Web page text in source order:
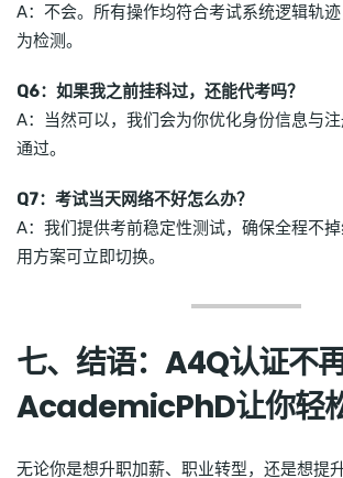
A：不会。所有操作均符合考试系统逻辑轨
为检测。
Q6：如果我之前挂科过，还能代考吗？
A：当然可以，我们会为你优化身份信息与
通过。
Q7：考试当天网络不好怎么办？
A：我们提供考前稳定性测试，确保全程不
用方案可立即切换。
七、结语：A4Q认证不
AcademicPhD让你轻松
无论你是想升职加薪、职业转型，还是想提